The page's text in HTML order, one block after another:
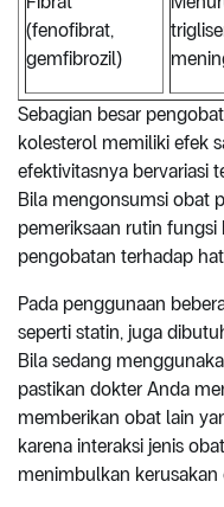
(fenofibrat,
gemfibrozil)
Sebagian besar
kolesterol memiliki efek
efektivitasnya bervariasi
Bila mengonsumsi obat
pemeriksaan rutin
pengobatan terhadap
Pada penggunaan
seperti statin, juga
Bila sedang
pastikan dokter Anda
memberikan obat lain
karena interaksi jenis
menimbulkan kerusakan